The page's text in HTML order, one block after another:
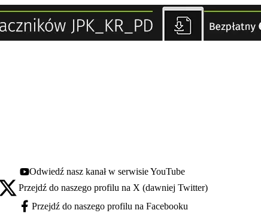
Youtube - otwiera się w nowej karcie
Odwiedź nasz kanał w serwisie YouTube
X - otwiera się w nowej karcie
Przejdź do naszego profilu na X (dawniej Twitter)
Facebook - otwiera się w nowej karcie
Przejdź do naszego profilu na Facebooku